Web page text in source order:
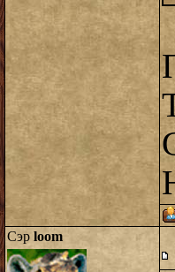
Сэр loom